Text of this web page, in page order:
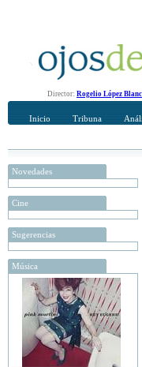
Director: Rogelio López
Inicio Tribuna
Novedades
Cine
Sugerencias
Música